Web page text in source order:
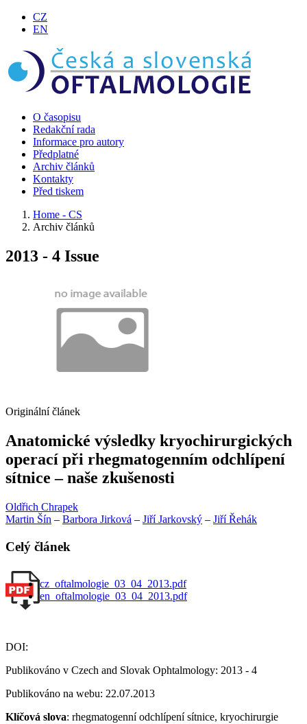
CZ
EN
O časopisu
Redakční rada
Informace pro autory
Předplatné
Archiv článků
Kontakty
Před tiskem
Home - CS
Archiv článků
2013 - 4 Issue
Originální článek
Anatomické výsledky kryochirurgických
operací při rhegmatogenním odchlípení
sítnice – naše zkušenosti
Oldřich Chrapek
Martin Šín – Barbora Jirková – Jiří Jarkovský – Jiří Řehák
Celý článek
cz_oftalmologie_03_04_2013.pdf
en_oftalmologie_03_04_2013.pdf
DOI:
Publikováno v Czech and Slovak Ophtalmology: 2013 - 4
Publikováno na webu: 22.07.2013
Klíčová slova: rhegmatogenní odchlípení sítnice, kryochirurgie